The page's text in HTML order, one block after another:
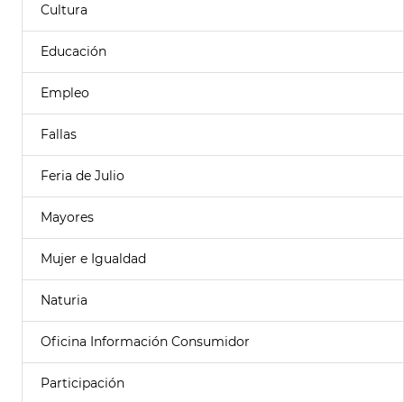
Cultura
Educación
Empleo
Fallas
Feria de Julio
Mayores
Mujer e Igualdad
Naturia
Oficina Información Consumidor
Participación